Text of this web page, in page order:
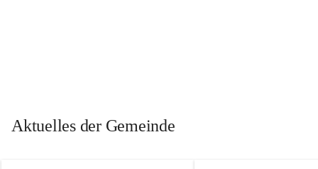
Aktuelles der Gemeinde